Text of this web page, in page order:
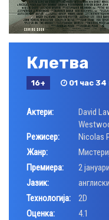
Клетва
16+ 01 час
Актери: David
Режисер:
Nicolas
Жанр:
Премиера:
2
Јазик:
англиски
Технологија:
2D
Оценка:
4.1